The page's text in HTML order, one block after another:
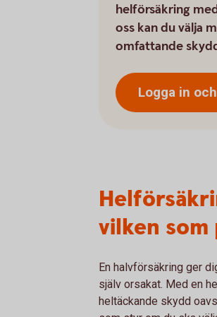
helförsäkring
oss kan du välja
omfattande
Logga in
vilken som
En halvförsäkring ger
själv orsakat. Med en
heltäckande skydd